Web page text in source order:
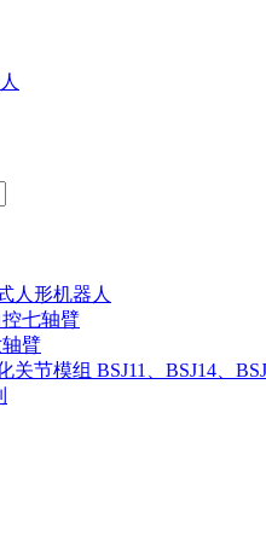
人形机器人
七轴臂
臂
关节模组 BSJ11、BSJ14、